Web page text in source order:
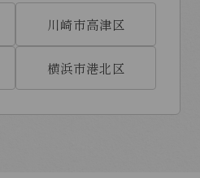
川崎市高津区
横浜市港北区